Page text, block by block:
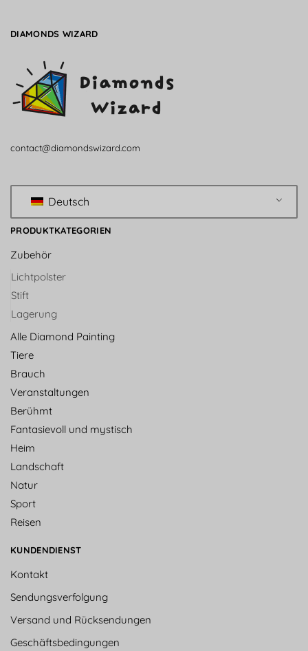
DIAMONDS WIZARD
contact@diamondswizard.com
Deutsch
PRODUKTKATEGORIEN
Zubehör
Lichtpolster
Stift
Lagerung
Alle Diamond Painting
Tiere
Brauch
Veranstaltungen
Berühmt
Fantasievoll und mystisch
Heim
Landschaft
Natur
Sport
Reisen
KUNDENDIENST
Kontakt
Sendungsverfolgung
Versand und Rücksendungen
Geschäftsbedingungen